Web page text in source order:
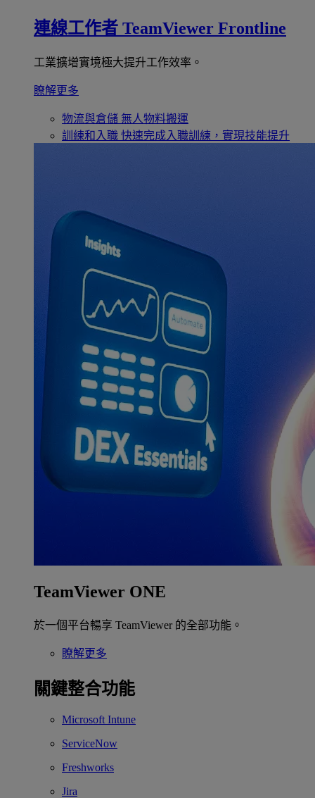
連線工作者 TeamViewer Frontline
工業擴增實境極大提升工作效率。
瞭解更多
物流與倉儲 無人物料搬運
訓練和入職 快速完成入職訓練，實現技能提升
TeamViewer ONE
於一個平台暢享 TeamViewer 的全部功能。
瞭解更多
關鍵整合功能
Microsoft Intune
ServiceNow
Freshworks
Jira